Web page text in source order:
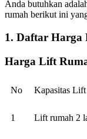
Anda butuhkan
rumah berikut ini
1. Daftar Harga
Harga Lift
No Kapasitas Lift
1 Lift rumah 2